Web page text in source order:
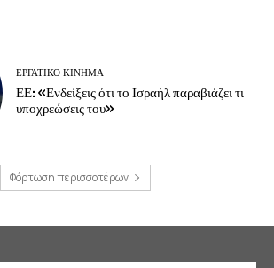
ΕΡΓΑΤΙΚΟ ΚΙΝΗΜΑ
ΕΕ: «Ενδείξεις ότι το Ισραήλ παραβιάζει τι
υποχρεώσεις του»
Φόρτωση περισσοτέρων